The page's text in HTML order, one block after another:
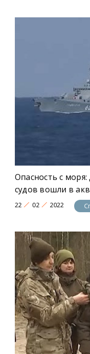
Опасность с моря:
судов вошли в
22 02 2022